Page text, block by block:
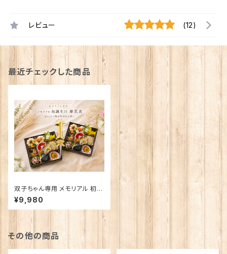
レビュー (12)
最近チェックした商品
双子ちゃん専用 メモリアル 初誕
生日 離乳食｜ふたりの大切な1
歳のお祝い
¥9,980
その他の商品